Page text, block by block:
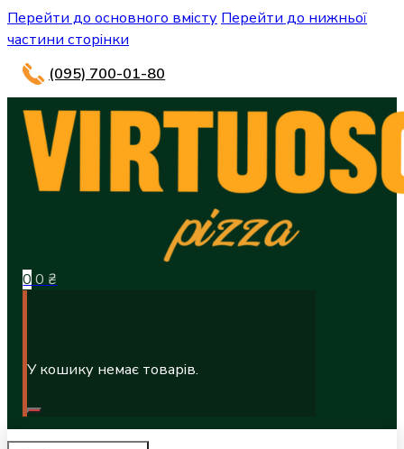
Перейти до основного вмісту Перейти до нижньої
частини сторінки
(095) 700-01-80
0 0 ₴
У кошику немає товарів.